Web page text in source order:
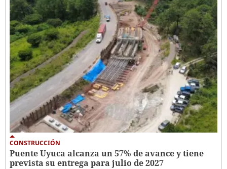
CONSTRUCCIÓN
Puente Uyuca alcanza un 57% de avance y tiene
prevista su entrega para julio de 2027